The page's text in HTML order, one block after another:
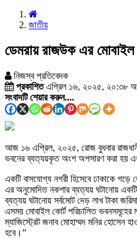
জাতীয়
ডেমরায় রাজউক এর মোবাইল
নিজস্ব প্রতিবেদক
প্রকাশিতএপ্রিল ১৬, ২০২৫, ২০:৩৮
সংবাদটি শেয়ার করুন....
আজ ১৬ এপ্রিল, ২০২৫, রোজ বুধবার
ভবনের ব্যত্যয়কৃত অংশ অপসারণ করা হয় এবং
একটি বাসযোগ্য নগরী হিসেবে ঢাকাকে
এর অনুমোদিত নকশার ব্যত্যয় ঘটানোয়
ব্যত্যয় ঘটানোয় সর্বমোট দেড় লাখ টাকা
এসময় মোবাইল কোর্ট পরিচালিত ভবনসমূহের
ম্যাজিস্ট্রেট জনাব মোহাম্মদ মনির হোসেন
হবে।”